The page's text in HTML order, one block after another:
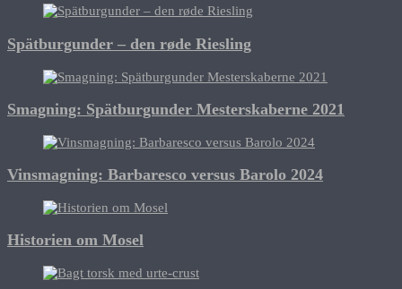
Spätburgunder – den røde Riesling
Smagning: Spätburgunder Mesterskaberne 2021
Vinsmagning: Barbaresco versus Barolo 2024
Historien om Mosel